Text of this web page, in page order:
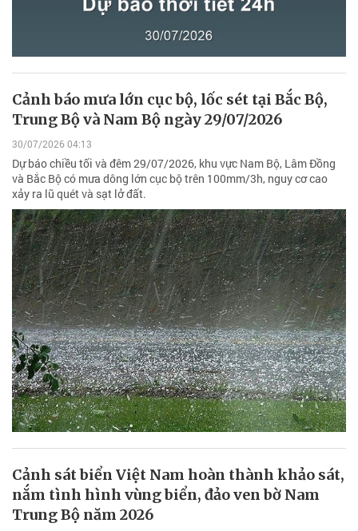
Cảnh báo mưa lớn cục bộ, lốc sét tại Bắc Bộ,
Trung Bộ và Nam Bộ ngày 29/07/2026
30/07/2026 04:13
Dự báo chiều tối và đêm 29/07/2026, khu vực Nam Bộ, Lâm Đồng
và Bắc Bộ có mưa dông lớn cục bộ trên 100mm/3h, nguy cơ cao
xảy ra lũ quét và sạt lở đất.
Cảnh sát biển Việt Nam hoàn thành khảo sát,
nắm tình hình vùng biển, đảo ven bờ Nam
Trung Bộ năm 2026